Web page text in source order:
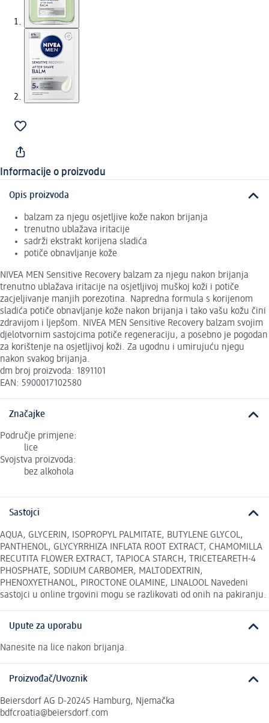
Informacije o proizvodu
Opis proizvoda
balzam za njegu osjetljive kože nakon brijanja
trenutno ublažava iritacije
sadrži ekstrakt korijena sladića
potiče obnavljanje kože
NIVEA MEN Sensitive Recovery balzam za njegu nakon brijanja
trenutno ublažava iritacije na osjetljivoj muškoj koži i potiče
zacjeljivanje manjih porezotina. Napredna formula s korijenom
sladića potiče obnavljanje kože nakon brijanja i tako vašu kožu čini
zdravijom i ljepšom. NIVEA MEN Sensitive Recovery balzam svojim
djelotvornim sastojcima potiče regeneraciju, a posebno je pogodan
za korištenje na osjetljivoj koži. Za ugodnu i umirujuću njegu
nakon svakog brijanja.
dm broj proizvoda: 1891101
EAN: 5900017102580
Značajke
Područje primjene:
lice
Svojstva proizvoda:
bez alkohola
Sastojci
AQUA, GLYCERIN, ISOPROPYL PALMITATE, BUTYLENE GLYCOL,
PANTHENOL, GLYCYRRHIZA INFLATA ROOT EXTRACT, CHAMOMILLA
RECUTITA FLOWER EXTRACT, TAPIOCA STARCH, TRICETEARETH-4
PHOSPHATE, SODIUM CARBOMER, MALTODEXTRIN,
PHENOXYETHANOL, PIROCTONE OLAMINE, LINALOOL Navedeni
sastojci u online trgovini mogu se razlikovati od onih na pakiranju.
Upute za uporabu
Nanesite na lice nakon brijanja.
Proizvođač/Uvoznik
Beiersdorf AG D-20245 Hamburg, Njemačka
bdfcroatia@beiersdorf.com